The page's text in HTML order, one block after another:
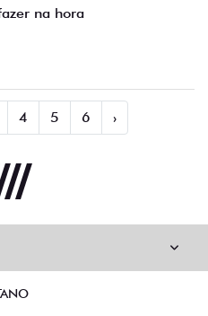
na hora
4 5 6 ›